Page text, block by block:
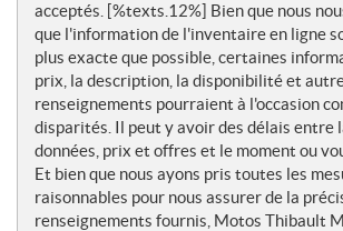
acceptés. [%texts.12%] Bien que nous
que l'information de l'inventaire en ligne
plus exacte que possible, certaines
prix, la description, la disponibilité et
renseignements pourraient à l'occasion
disparités. Il peut y avoir des délais entre
données, prix et offres et le moment ou
Et bien que nous ayons pris toutes les
raisonnables pour nous assurer de la
renseignements fournis, Motos Thibault